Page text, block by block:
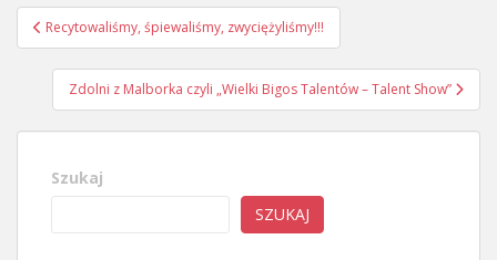
Nawigacja
wpisu
Recytowaliśmy, śpiewaliśmy, zwyciężyliśmy!!!
Zdolni z Malborka czyli „Wielki Bigos Talentów – Talent Show”
Szukaj
SZUKAJ